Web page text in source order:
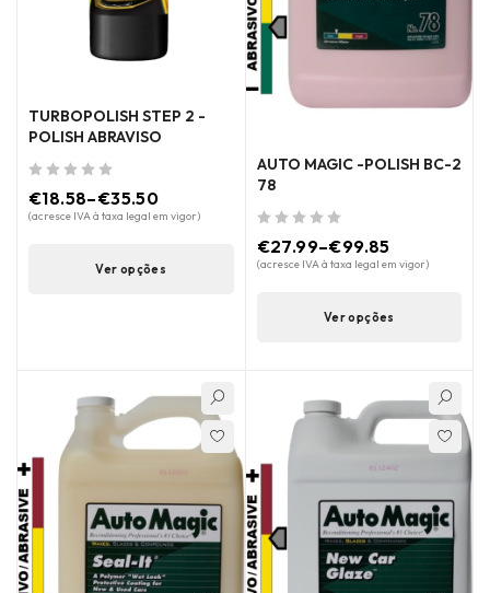
TURBOPOLISH STEP 2 -
POLISH ABRAVISO
€18.58–€35.50
(acresce IVA à taxa legal em vigor)
Ver opções
AUTO MAGIC -POLISH BC-2
78
€27.99–€99.85
(acresce IVA à taxa legal em vigor)
Ver opções